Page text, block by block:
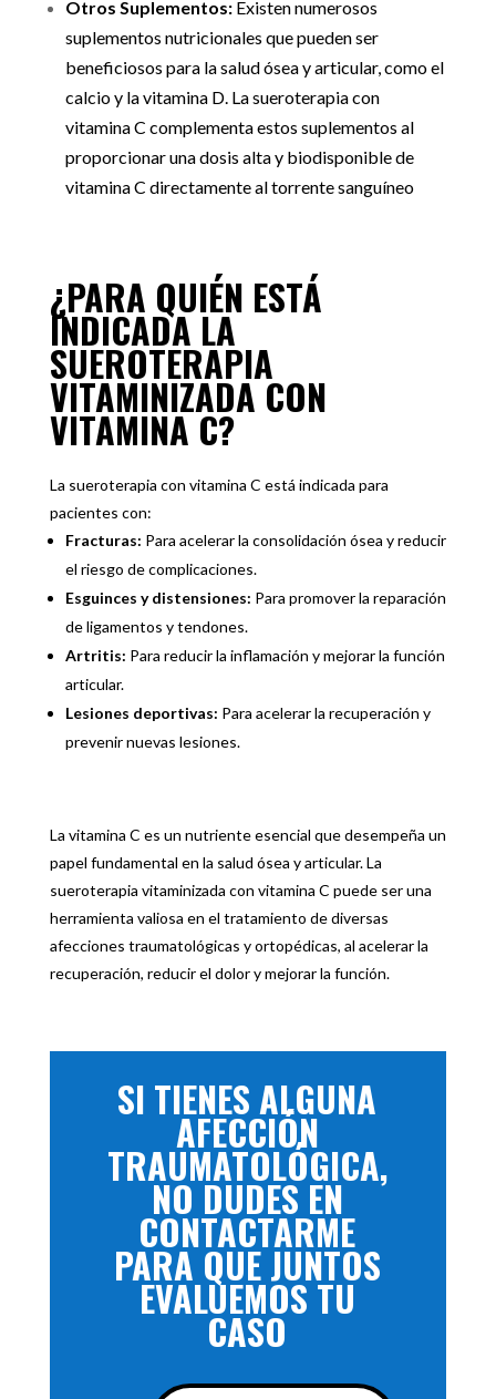
Otros Suplementos:Existen numerosos
suplementos nutricionales que pueden ser
beneficiosos para la salud ósea y articular, como el
calcio y la vitamina D. La sueroterapia con
vitamina C complementa estos suplementos al
proporcionar una dosis alta y biodisponible de
vitamina C directamente al torrente sanguíneo
¿PARA QUIÉN ESTÁ
INDICADA LA
SUEROTERAPIA
VITAMINIZADA CON
VITAMINA C?
La sueroterapia con vitamina C está indicada para
pacientes con:
Fracturas: Para acelerar la consolidación ósea y reducir
el riesgo de complicaciones.
Esguinces y distensiones: Para promover la reparación
de ligamentos y tendones.
Artritis: Para reducir la inflamación y mejorar la función
articular.
Lesiones deportivas: Para acelerar la recuperación y
prevenir nuevas lesiones.
La vitamina C es un nutriente esencial que desempeña un
papel fundamental en la salud ósea y articular. La
sueroterapia vitaminizada con vitamina C puede ser una
herramienta valiosa en el tratamiento de diversas
afecciones traumatológicas y ortopédicas, al acelerar la
recuperación, reducir el dolor y mejorar la función.
SI TIENES ALGUNA
AFECCIÓN
TRAUMATOLÓGICA,
NO DUDES EN
CONTACTARME
PARA QUE JUNTOS
EVALUEMOS TU
CASO